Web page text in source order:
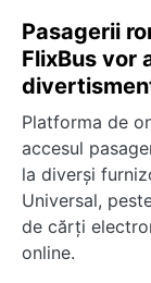
Pasagerii
FlixBus vor
Platforma de
accesul
la diverși
Universal,
de cărți
online.